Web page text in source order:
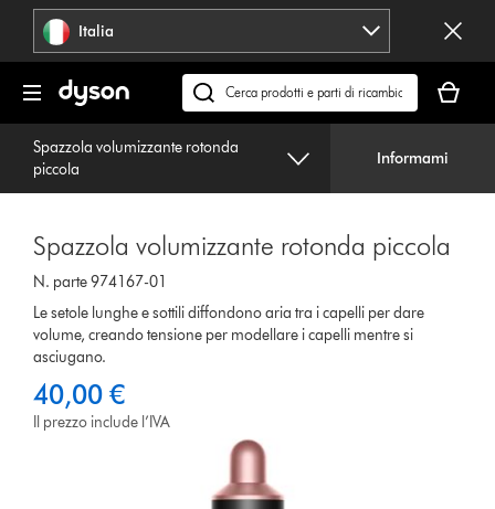
navigazione Italia
Cerca
su
dyson.it
carrello
è
Spazzola volumizzante rotonda
piccola
Informami
Spazzola volumizzante rotonda piccola
N. parte 974167-01
Le setole lunghe e sottili diffondono aria tra i capelli per dare
volume, creando tensione per modellare i capelli mentre si
asciugano.
40,00 €
Il prezzo include l’IVA